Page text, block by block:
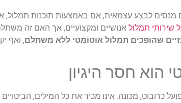
לבצע עצמאית, אם באמצעות תוכנות תמלול,
שירותי תמלול אנושיים ומקצועיים, אך האם זה
שהופכים תמלול אוטומטי ללא משתלם, ואף
כרובוט, מכונה. אינו מכיר את כל המילים,